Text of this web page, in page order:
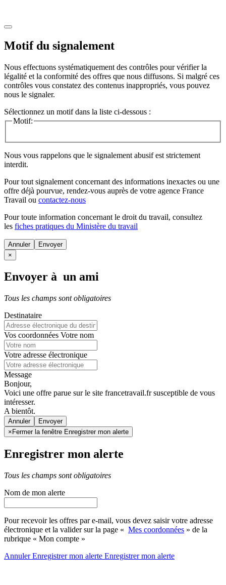
Motif du signalement
Nous effectuons systématiquement des contrôles pour vérifier la
légalité et la conformité des offres que nous diffusons. Si malgré ces
contrôles vous constatez des contenus inappropriés, vous pouvez
nous le signaler.
Sélectionnez un motif dans la liste ci-dessous :
Motif:
Nous vous rappelons que le signalement abusif est strictement
interdit.
Pour tout signalement concernant des informations inexactes ou une
offre déjà pourvue, rendez-vous auprès de votre agence France
Travail ou contactez-nous
Pour toute information concernant le droit du travail, consultez
les fiches pratiques du Ministère du travail
Annuler
×
Envoyer à un ami
Tous les champs sont obligatoires
Destinataire
Vos coordonnées Votre nom
Votre adresse électronique
Message
Bonjour,
Voici une offre parue sur le site francetravail.fr susceptible de vous
intéresser.
A bientôt.
Annuler
× Fermer la fenêtre Enregistrer mon alerte
Enregistrer mon alerte
Tous les champs sont obligatoires
Nom de mon alerte
Pour recevoir les offres par e-mail, vous devez saisir votre adresse
électronique et la valider sur la page « Mes coordonnées » de la
rubrique « Mon compte »
AnnulerEnregistrer mon alerte Enregistrermon alerte